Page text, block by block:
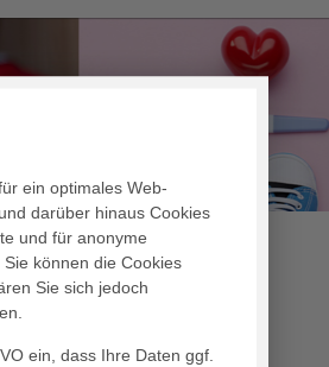
ein optimales Web-
darüber hinaus Cookies
und für anonyme
können die Cookies
Sie sich jedoch
ein, dass Ihre Daten ggf.